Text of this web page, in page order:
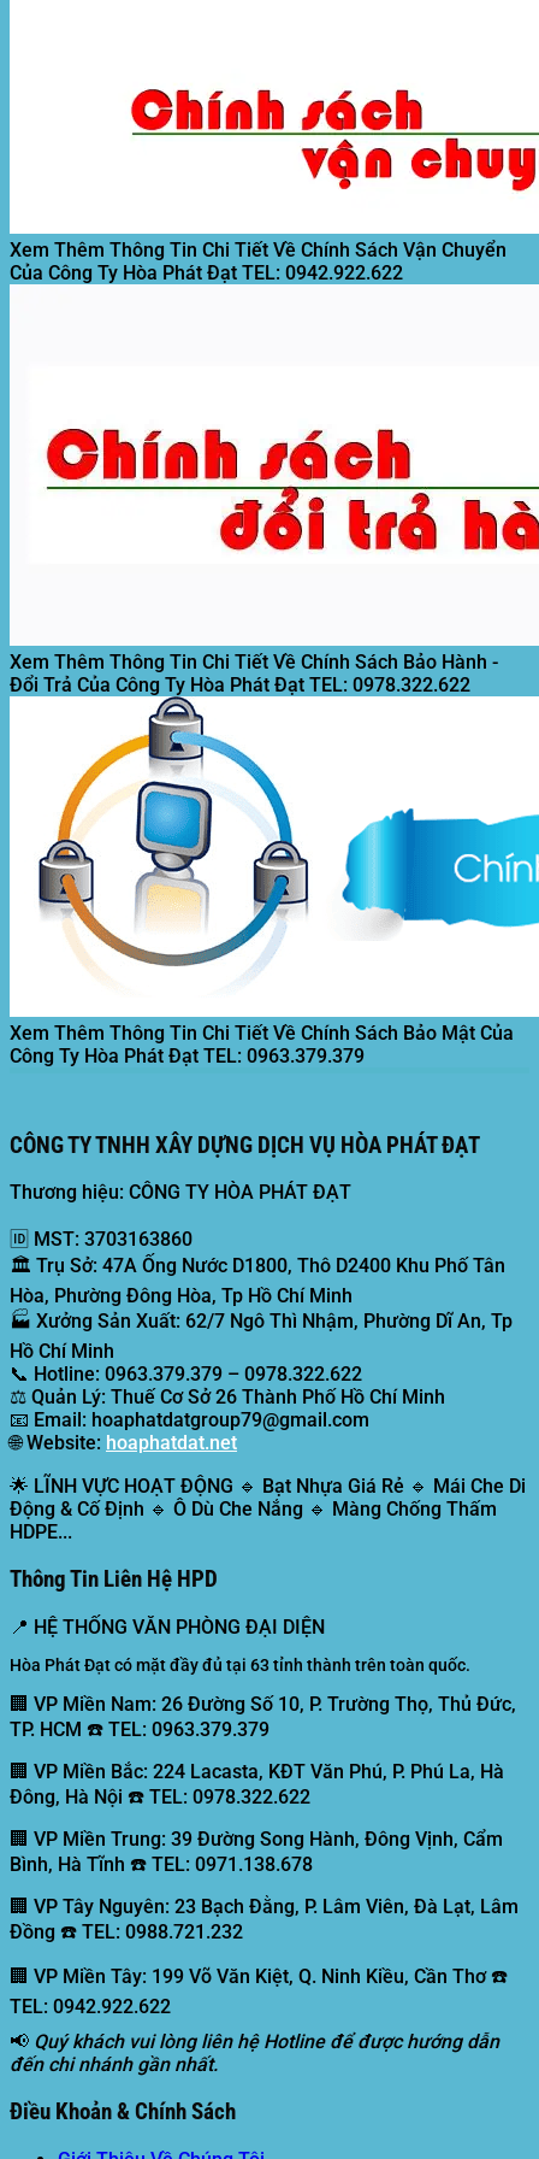
Xem Thêm Thông Tin Chi Tiết Về Chính Sách Vận Chuyển
Của Công Ty Hòa Phát Đạt TEL: 0942.922.622
Xem Thêm Thông Tin Chi Tiết Về Chính Sách Bảo Hành -
Đổi Trả Của Công Ty Hòa Phát Đạt TEL: 0978.322.622
Xem Thêm Thông Tin Chi Tiết Về Chính Sách Bảo Mật Của
Công Ty Hòa Phát Đạt TEL: 0963.379.379
CÔNG TY TNHH XÂY DỰNG DỊCH VỤ HÒA PHÁT ĐẠT
Thương hiệu: CÔNG TY HÒA PHÁT ĐẠT
🆔 MST: 3703163860
🏛️ Trụ Sở: 47A Ống Nước D1800, Thô D2400 Khu Phố Tân
Hòa, Phường Đông Hòa, Tp Hồ Chí Minh
🏭 Xưởng Sản Xuất: 62/7 Ngô Thì Nhậm, Phường Dĩ An, Tp
Hồ Chí Minh
📞 Hotline: 0963.379.379 – 0978.322.622
⚖️ Quản Lý: Thuế Cơ Sở 26 Thành Phố Hồ Chí Minh
📧 Email: hoaphatdatgroup79@gmail.com
🌐Website: hoaphatdat.net
🌟 LĨNH VỰC HOẠT ĐỘNG 🔹 Bạt Nhựa Giá Rẻ 🔹 Mái Che Di
Động & Cố Định 🔹 Ô Dù Che Nắng 🔹 Màng Chống Thấm
HDPE...
Thông Tin Liên Hệ HPD
📍 HỆ THỐNG VĂN PHÒNG ĐẠI DIỆN
Hòa Phát Đạt có mặt đầy đủ tại 63 tỉnh thành trên toàn quốc.
🏢 VP Miền Nam: 26 Đường Số 10, P. Trường Thọ, Thủ Đức,
TP. HCM ☎️ TEL: 0963.379.379
🏢 VP Miền Bắc: 224 Lacasta, KĐT Văn Phú, P. Phú La, Hà
Đông, Hà Nội ☎️ TEL: 0978.322.622
🏢 VP Miền Trung: 39 Đường Song Hành, Đông Vịnh, Cẩm
Bình, Hà Tĩnh ☎️ TEL: 0971.138.678
🏢 VP Tây Nguyên: 23 Bạch Đằng, P. Lâm Viên, Đà Lạt, Lâm
Đồng ☎️ TEL: 0988.721.232
🏢 VP Miền Tây: 199 Võ Văn Kiệt, Q. Ninh Kiều, Cần Thơ ☎️
TEL: 0942.922.622
📢 Quý khách vui lòng liên hệ Hotline để được hướng dẫn
đến chi nhánh gần nhất.
Điều Khoản & Chính Sách